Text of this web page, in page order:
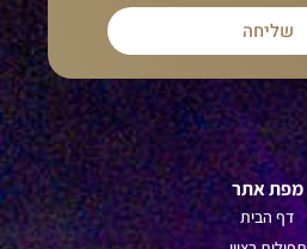
שליחה
מפת אתר
דף הבית